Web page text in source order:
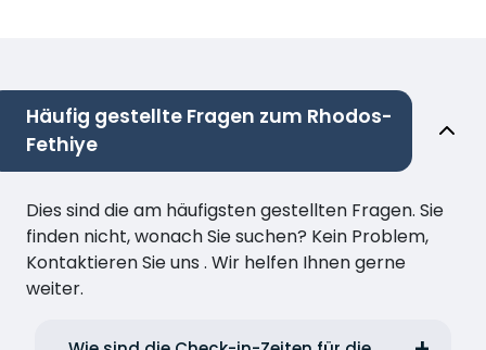
Häufig gestellte Fragen zum Rhodos-
Fethiye
Dies sind die am häufigsten gestellten Fragen. Sie
finden nicht, wonach Sie suchen? Kein Problem,
Kontaktieren Sie uns . Wir helfen Ihnen gerne
weiter.